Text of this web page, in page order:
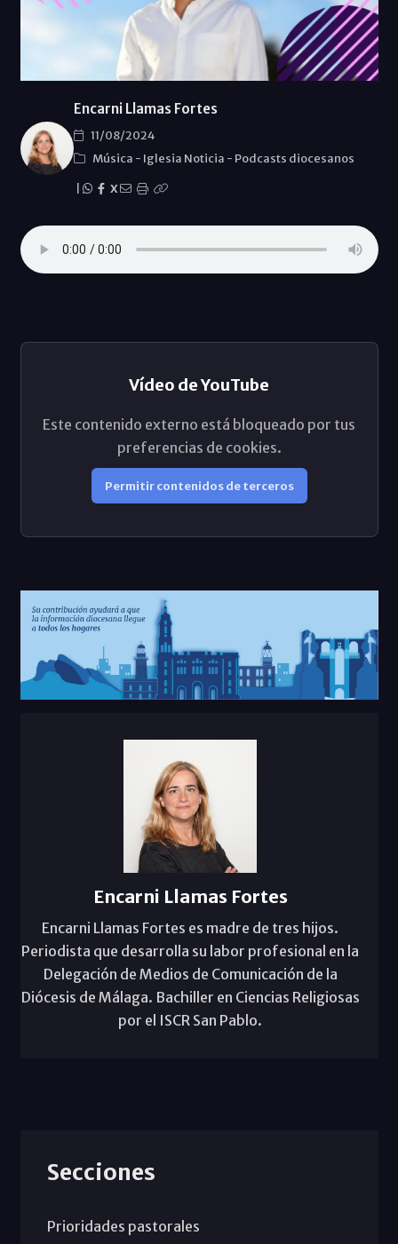
Encarni Llamas Fortes
11/08/2024
Música - Iglesia Noticia - Podcasts diocesanos
X
Vídeo de YouTube
Este contenido externo está bloqueado por tus
preferencias de cookies.
Permitir contenidos de terceros
Encarni Llamas Fortes
Encarni Llamas Fortes es madre de tres hijos.
Periodista que desarrolla su labor profesional en la
Delegación de Medios de Comunicación de la
Diócesis de Málaga. Bachiller en Ciencias Religiosas
por el ISCR San Pablo.
Secciones
Prioridades pastorales